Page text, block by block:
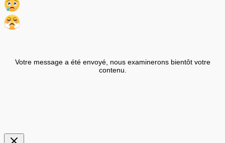
Votre message a été envoyé, nous examinerons bientôt votre
contenu.